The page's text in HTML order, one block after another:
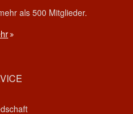
als 500 Mitglieder.